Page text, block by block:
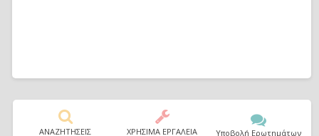
ΑΝΑΖΗΤΗΣΕΙΣ ΧΡΗΣΙΜΑ ΕΡΓΑΛΕΙΑ Υποβολή Ερωτημάτων